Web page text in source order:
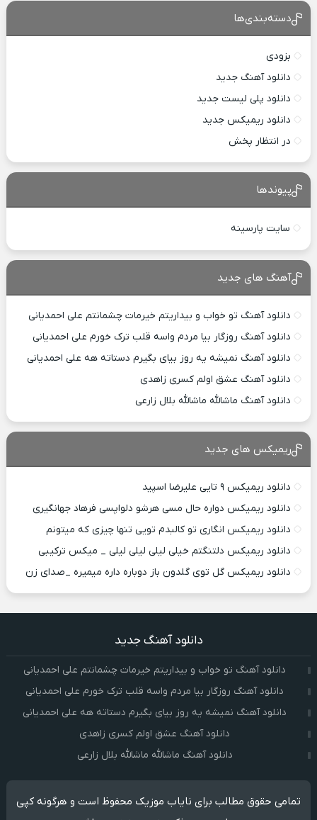
دسته‌بندی‌ها
بزودی
دانلود آهنگ جدید
دانلود پلی لیست جدید
دانلود ریمیکس جدید
در انتظار پخش
پیوندها
سایت پارسینه
آهنگ های جدید
دانلود آهنگ تو خواب و بیداریتم خیرمات چشمانتم علی احمدیانی
دانلود آهنگ روزگار بیا مردم واسه قلب ترک خورم علی احمدیانی
دانلود آهنگ نمیشه یه روز بیای بگیرم دستاته هه علی احمدیانی
دانلود آهنگ عشق اولم کسری زاهدی
دانلود آهنگ ماشالله ماشالله بلال زارعی
ریمیکس های جدید
دانلود ریمیکس ۹ تایی علیرضا اسپید
دانلود ریمیکس دواره حال مسی هرشو دلواپسی فرهاد جهانگیری
دانلود ریمیکس انگاری تو کالبدم تویی تنها چیزی که میتونم
دانلود ریمیکس دلتنگتم خیلی لیلی لیلی لیلی _ میکس ترکیبی
دانلود ریمیکس گل توی گلدون باز دوباره داره میمیره _صدای زن
دانلود آهنگ جدید
دانلود آهنگ تو خواب و بیداریتم خیرمات چشمانتم علی احمدیانی
دانلود آهنگ روزگار بیا مردم واسه قلب ترک خورم علی احمدیانی
دانلود آهنگ نمیشه یه روز بیای بگیرم دستاته هه علی احمدیانی
دانلود آهنگ عشق اولم کسری زاهدی
دانلود آهنگ ماشالله ماشالله بلال زارعی
تمامی حقوق مطالب برای نایاب موزیک محفوظ است و هرگونه کپی